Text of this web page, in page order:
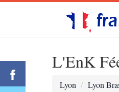
L'EnK
Lyon Lyon